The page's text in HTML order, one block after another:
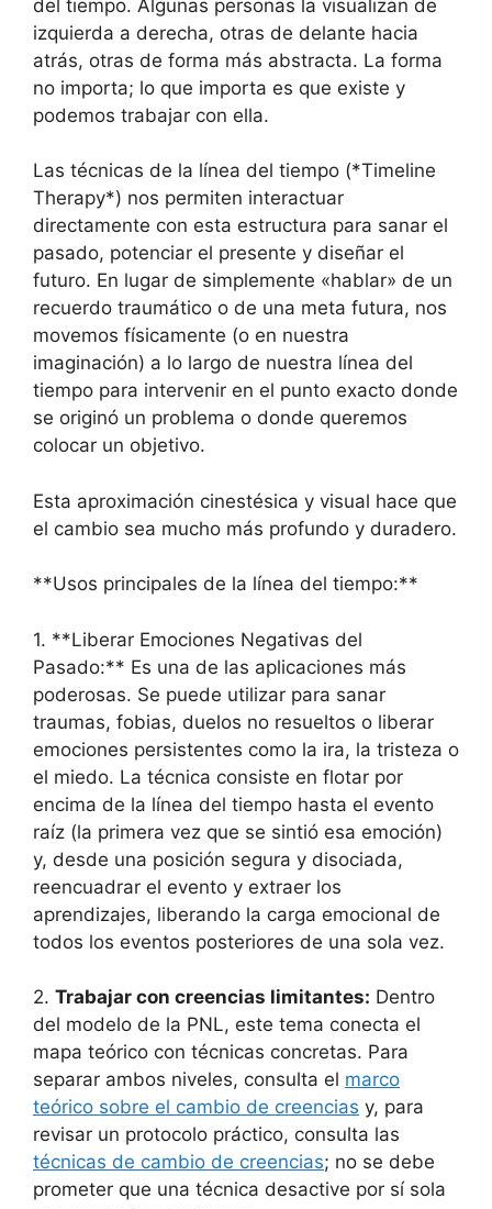
del tiempo. Algunas personas la visualizan de
izquierda a derecha, otras de delante hacia
atrás, otras de forma más abstracta. La forma
no importa; lo que importa es que existe y
podemos trabajar con ella.
Las técnicas de la línea del tiempo (*Timeline
Therapy*) nos permiten interactuar
directamente con esta estructura para sanar el
pasado, potenciar el presente y diseñar el
futuro. En lugar de simplemente «hablar» de un
recuerdo traumático o de una meta futura, nos
movemos físicamente (o en nuestra
imaginación) a lo largo de nuestra línea del
tiempo para intervenir en el punto exacto donde
se originó un problema o donde queremos
colocar un objetivo.
Esta aproximación cinestésica y visual hace que
el cambio sea mucho más profundo y duradero.
**Usos principales de la línea del tiempo:**
1. **Liberar Emociones Negativas del
Pasado:** Es una de las aplicaciones más
poderosas. Se puede utilizar para sanar
traumas, fobias, duelos no resueltos o liberar
emociones persistentes como la ira, la tristeza o
el miedo. La técnica consiste en flotar por
encima de la línea del tiempo hasta el evento
raíz (la primera vez que se sintió esa emoción)
y, desde una posición segura y disociada,
reencuadrar el evento y extraer los
aprendizajes, liberando la carga emocional de
todos los eventos posteriores de una sola vez.
2. Trabajar con creencias limitantes: Dentro
del modelo de la PNL, este tema conecta el
mapa teórico con técnicas concretas. Para
separar ambos niveles, consulta el marco
teórico sobre el cambio de creencias y, para
revisar un protocolo práctico, consulta las
técnicas de cambio de creencias; no se debe
prometer que una técnica desactive por sí sola